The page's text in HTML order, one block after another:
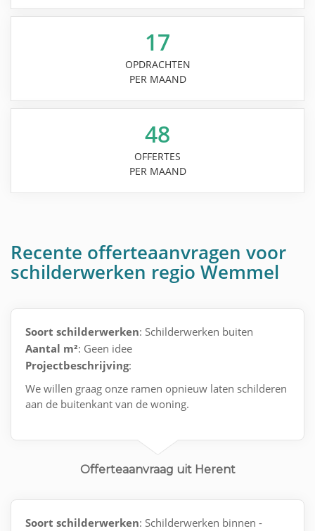
17
OPDRACHTEN
PER MAAND
48
OFFERTES
PER MAAND
Recente offerteaanvragen voor
schilderwerken regio Wemmel
Soort schilderwerken: Schilderwerken buiten
Aantal m²: Geen idee
Projectbeschrijving:
We willen graag onze ramen opnieuw laten schilderen
aan de buitenkant van de woning.
Offerteaanvraag uit Herent
Soort schilderwerken: Schilderwerken binnen -